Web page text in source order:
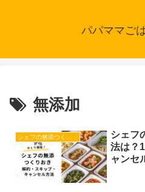
パパママご
無添加
シェフ
法は？
ャンセ